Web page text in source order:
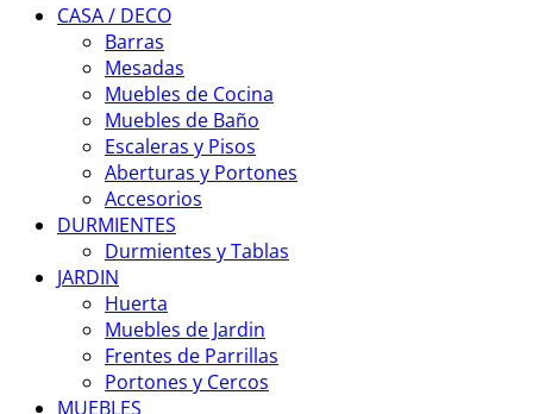
CASA / DECO
Barras
Mesadas
Muebles de Cocina
Muebles de Baño
Escaleras y Pisos
Aberturas y Portones
Accesorios
DURMIENTES
Durmientes y Tablas
JARDIN
Huerta
Muebles de Jardin
Frentes de Parrillas
Portones y Cercos
MUEBLES